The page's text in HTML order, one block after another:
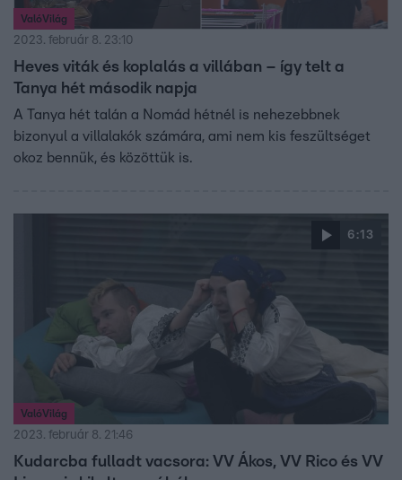
ValóVilág
2023. február 8. 23:10
Heves viták és koplalás a villában – így telt a
Tanya hét második napja
A Tanya hét talán a Nomád hétnél is nehezebbnek
bizonyul a villalakók számára, ami nem kis feszültséget
okoz bennük, és közöttük is.
6:13
ValóVilág
2023. február 8. 21:46
Kudarcba fulladt vacsora: VV Ákos, VV Rico és VV